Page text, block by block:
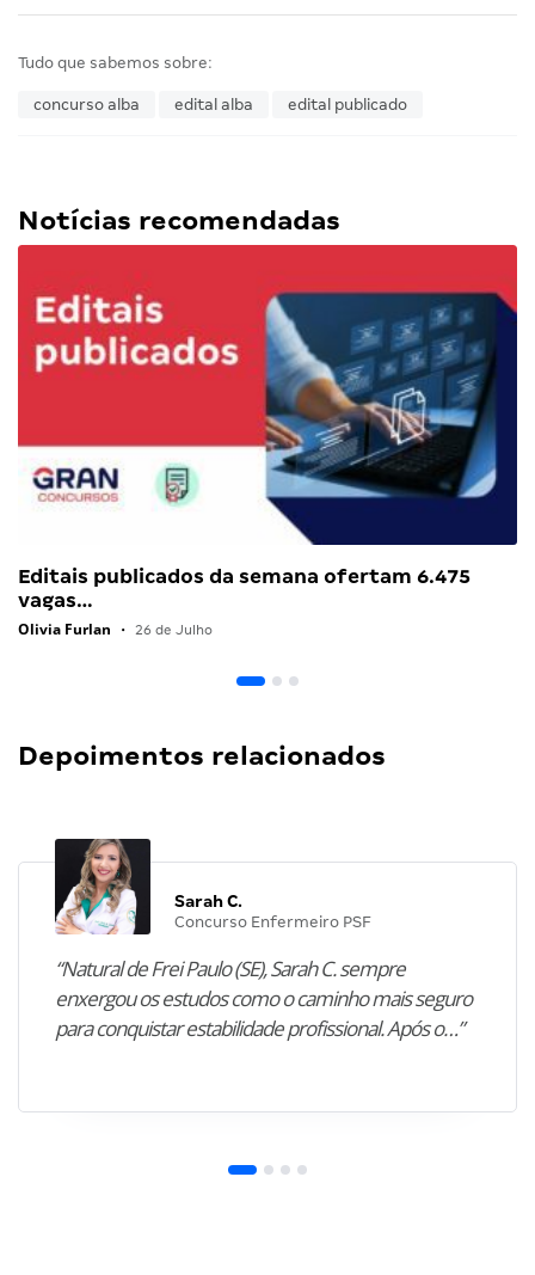
Tudo que sabemos sobre:
concurso alba edital alba edital publicado
Notícias recomendadas
Editais publicados da semana ofertam 6.475
vagas…
Olivia Furlan • 26 de Julho
Depoimentos relacionados
Sarah C.
Concurso Enfermeiro PSF
“Natural de Frei Paulo (SE), Sarah C. sempre
enxergou os estudos como o caminho mais seguro
para conquistar estabilidade profissional. Após o…”